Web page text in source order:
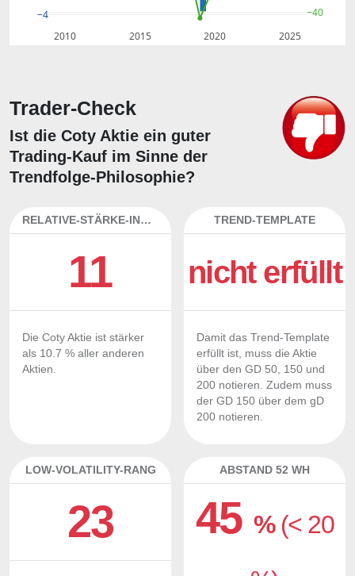
2010 2015 2020 2025
−4 −40
Trader-Check
Ist die Coty Aktie ein guter
Trading-Kauf im Sinne der
Trendfolge-Philosophie?
RELATIVE-STÄRKE-INDEX
11
Die Coty Aktie ist stärker
als 10.7 % aller anderen
Aktien.
TREND-TEMPLATE
nicht erfüllt
Damit das Trend-Template
erfüllt ist, muss die Aktie
über den GD 50, 150 und
200 notieren. Zudem muss
der GD 150 über dem gD
200 notieren.
LOW-VOLATILITY-RANG
23
ABSTAND 52 WH
45% (< 20